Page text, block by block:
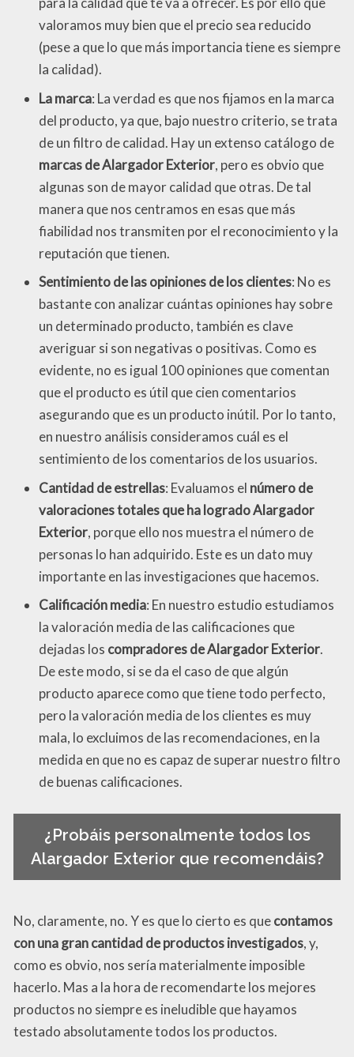
valoramos muy bien que el precio sea reducido
(pese a que lo que más importancia tiene es siempre
la calidad).
La marca: La verdad es que nos fijamos en la marca
del producto, ya que, bajo nuestro criterio, se trata
de un filtro de calidad. Hay un extenso catálogo de
marcas de Alargador Exterior, pero es obvio que
algunas son de mayor calidad que otras. De tal
manera que nos centramos en esas que más
fiabilidad nos transmiten por el reconocimiento y la
reputación que tienen.
Sentimiento de las opiniones de los clientes: No es
bastante con analizar cuántas opiniones hay sobre
un determinado producto, también es clave
averiguar si son negativas o positivas. Como es
evidente, no es igual 100 opiniones que comentan
que el producto es útil que cien comentarios
asegurando que es un producto inútil. Por lo tanto,
en nuestro análisis consideramos cuál es el
sentimiento de los comentarios de los usuarios.
Cantidad de estrellas: Evaluamos el número de
valoraciones totales que ha logrado Alargador
Exterior, porque ello nos muestra el número de
personas lo han adquirido. Este es un dato muy
importante en las investigaciones que hacemos.
Calificación media: En nuestro estudio estudiamos
la valoración media de las calificaciones que
dejadas los compradores de Alargador Exterior.
De este modo, si se da el caso de que algún
producto aparece como que tiene todo perfecto,
pero la valoración media de los clientes es muy
mala, lo excluimos de las recomendaciones, en la
medida en que no es capaz de superar nuestro filtro
de buenas calificaciones.
¿Probáis personalmente todos los
Alargador Exterior que recomendáis?
No, claramente, no. Y es que lo cierto es quecontamos
con una gran cantidad de productos investigados, y,
como es obvio, nos sería materialmente imposible
hacerlo. Mas a la hora de recomendarte los mejores
productos no siempre es ineludible que hayamos
testado absolutamente todos los productos.